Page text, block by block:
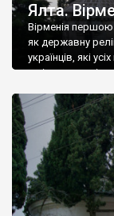
Ялта.
Вірменія першою
як державну
українців, які
є відданими